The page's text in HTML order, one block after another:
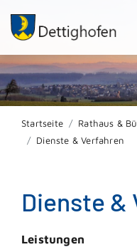
Startseite Rathaus &
Dienste & Verfahren
Dienste &
Leistungen